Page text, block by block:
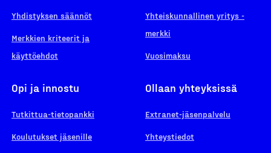
Yhdistyksen säännöt
Merkkien kriteerit ja
käyttöehdot
Yhteiskunnallinen yritys -
merkki
Vuosimaksu
Opi ja innostu
Tutkittua-tietopankki
Koulutukset jäsenille
Ollaan yhteyksissä
Extranet-jäsenpalvelu
Yhteystiedot